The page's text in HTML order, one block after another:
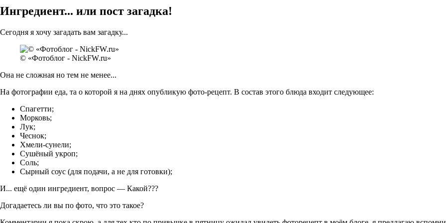
Ингредиент... или пост загадка!
Сегодня я хочу загадать вам загадку...
© «Фотоблог - NickFW.ru»
Она не сложная но тем не менее...
На фотографии еда, та о которой я на днях опубликую фото-рецепт. В состав этого блюда входит следующее:
Спагетти;
Морковь;
Лук;
Чеснок;
Хмели-сунели;
Сушёный укроп;
Соль;
Сырный соус (для подачи, а не для готовки);
И... ещё один ингредиент, вопрос — Какой???
Догадаетесь ли вы по фото, что это такое?